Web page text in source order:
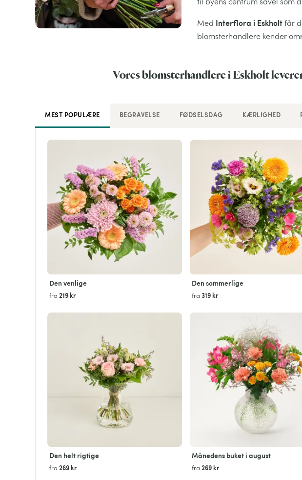
Med Interflora i Eskholt får
blomsterhandlere kender
Vores blomsterhandlere i Eskholt
MEST POPULÆRE BEGRAVELSE FØDSELSDAG KÆRLIGHED
Den venlige
fra 219 kr
Den sommerlige
fra 319 kr
Den helt rigtige
fra 269 kr
Månedens buket i august
fra 269 kr